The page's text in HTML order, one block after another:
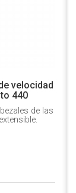
velocidad
440
de las